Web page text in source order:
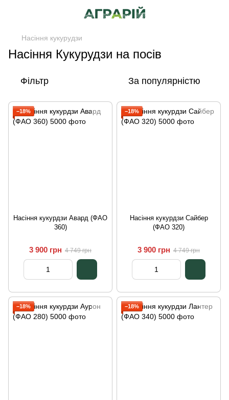
Насіння кукурудзи
Насіння Кукурудзи на посів
Фільтр За популярністю
−18%
Насіння кукурдзи Авард (ФАО
360)
3 900 грн 4 749 грн
−18%
Насіння кукурдзи Сайбер
(ФАО 320)
3 900 грн 4 749 грн
−18% −18%